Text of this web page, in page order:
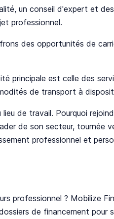
un conseil d'expert et
professionnel.
des opportunités de
principale est celle des
de transport à
de travail. Pourquoi
de son secteur, tournée
professionnel et
professionnel ? Mobilize
de financement pour